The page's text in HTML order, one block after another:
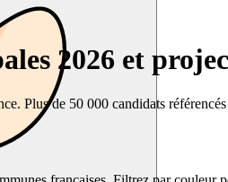
2026 et
Plus de 50 000 candidats